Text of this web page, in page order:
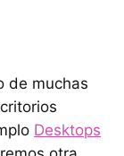
de muchas
Desktops